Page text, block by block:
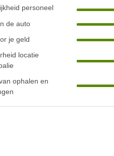
personeel
de auto
je geld
locatie
ophalen en